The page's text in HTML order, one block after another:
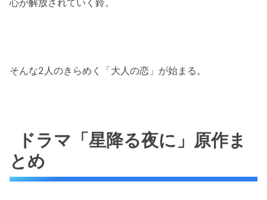
心が解放されていく鈴。
そんな2人のきらめく「大人の恋」が始まる。
ドラマ「星降る夜に」原作ま
とめ